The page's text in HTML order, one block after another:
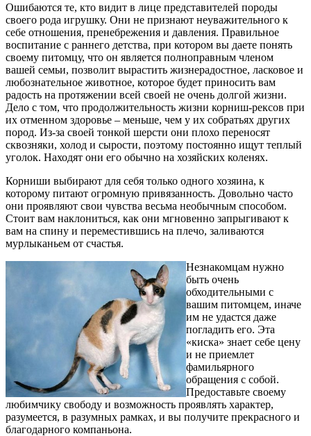
Ошибаются те, кто видит в лице представителей породы
своего рода игрушку. Они не признают неуважительного к
себе отношения, пренебрежения и давления. Правильное
воспитание с раннего детства, при котором вы даете понять
своему питомцу, что он является полноправным членом
вашей семьи, позволит вырастить жизнерадостное, ласковое и
любознательное животное, которое будет приносить вам
радость на протяжении всей своей не очень долгой жизни.
Дело с том, что продолжительность жизни корниш-рексов при
их отменном здоровье – меньше, чем у их собратьях других
пород. Из-за своей тонкой шерсти они плохо переносят
сквозняки, холод и сырости, поэтому постоянно ищут теплый
уголок. Находят они его обычно на хозяйских коленях.
Корниши выбирают для себя только одного хозяина, к
которому питают огромную привязанность. Довольно часто
они проявляют свои чувства весьма необычным способом.
Стоит вам наклониться, как они мгновенно запрыгивают к
вам на спину и переместившись на плечо, заливаются
мурлыканьем от счастья.
Незнакомцам нужно
быть очень
обходительными с
вашим питомцем, иначе
им не удастся даже
погладить его. Эта
«киска» знает себе цену
и не приемлет
фамильярного
обращения с собой.
Предоставьте своему
любимчику свободу и возможность проявлять характер,
разумеется, в разумных рамках, и вы получите прекрасного и
благодарного компаньона.